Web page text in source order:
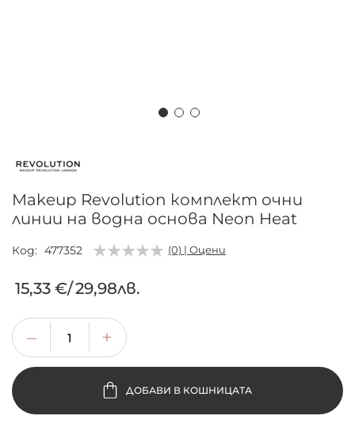
началото
галерия
със
снимки
Makeup Revolution комплект очни
линии на водна основа Neon Heat
Код 477352 (0) | Оцени
15,33 €/29,98лв.
ДОБАВИ В КОШНИЦАТА